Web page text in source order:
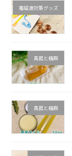
電磁波対策グッズ
真菰と精麻
真菰と精麻